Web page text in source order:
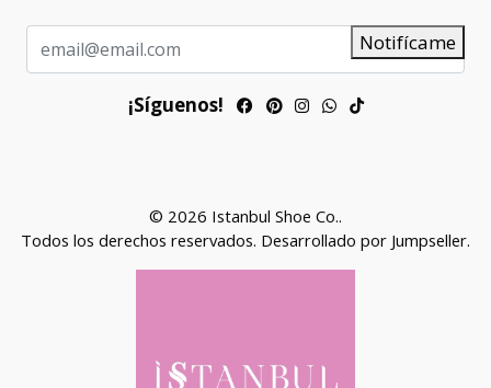
Notifícame
¡Síguenos!
© 2026 Istanbul Shoe Co..
Todos los derechos reservados. Desarrollado por Jumpseller.